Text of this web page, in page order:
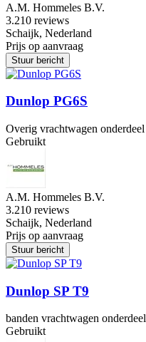
A.M. Hommeles B.V.
3.210 reviews
Schaijk, Nederland
Prijs op aanvraag
Stuur bericht
Dunlop PG6S
Overig vrachtwagen onderdeel
Gebruikt
A.M. Hommeles B.V.
3.210 reviews
Schaijk, Nederland
Prijs op aanvraag
Stuur bericht
Dunlop SP T9
banden vrachtwagen onderdeel
Gebruikt